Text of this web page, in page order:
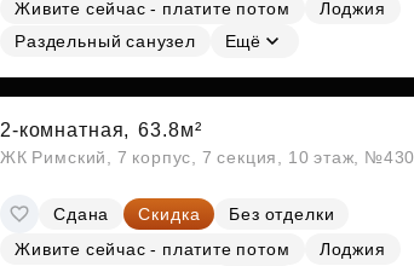
Живите сейчас - платите потом
Лоджия
Раздельный санузел
Ещё
2-комнатная, 63.8м²
ЖК Римский, 7 корпус, 7 секция, 10 этаж, №430
Сдана Скидка
Без отделки
Живите сейчас - платите потом
Лоджия